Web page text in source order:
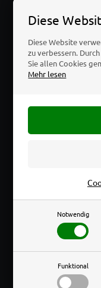
Diese
Diese Website
zu verbessern.
Sie allen Cookies
Mehr lesen
Notwendig
Funktional
LIEFERUNG
bei Bestellung vor 14.00
RÜCKGABE
IMMER DIE
schlagen wir den Preis mit